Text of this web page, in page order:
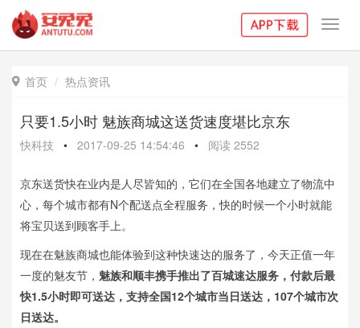
 首页 热点资讯
只要1.5小时 魅族商城这送货速度堪比京东
快科技 • 2017-09-25 14:54:46 • 阅读 2552
京东送货快在业内是人尽皆知的，它们在全国各地建立了物流中
心，每个城市都有N个配送点全程服务，快的时候一个小时就能
将宝贝送到顾客手上。
现在在魅族商城也能体验到这种快速达的服务了，今天正值一年
一度的魅友节， 魅族和顺丰携手推出了百城速达服务，付款后最
快1.5小时即可送达，支持全国12个城市当日送达，107个城市次
日送达。